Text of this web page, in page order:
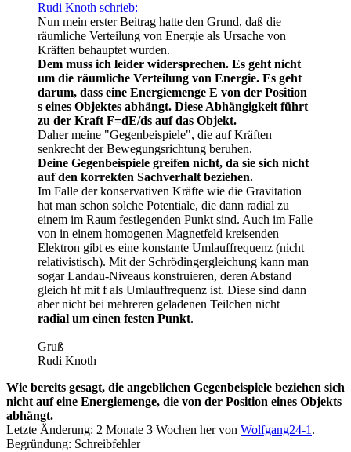
Rudi Knoth schrieb:
Nun mein erster Beitrag hatte den Grund, daß die
räumliche Verteilung von Energie als Ursache von
Kräften behauptet wurden.
Dem muss ich leider widersprechen. Es geht nicht
um die räumliche Verteilung von Energie. Es geht
darum, dass eine Energiemenge E von der Position
s eines Objektes abhängt. Diese Abhängigkeit führt
zu der Kraft F=dE/ds auf das Objekt.
Daher meine "Gegenbeispiele", die auf Kräften
senkrecht der Bewegungsrichtung beruhen.
Deine Gegenbeispiele greifen nicht, da sie sich nicht
auf den korrekten Sachverhalt beziehen.
Im Falle der konservativen Kräfte wie die Gravitation
hat man schon solche Potentiale, die dann radial zu
einem im Raum festlegenden Punkt sind. Auch im Falle
von in einem homogenen Magnetfeld kreisenden
Elektron gibt es eine konstante Umlauffrequenz (nicht
relativistisch). Mit der Schrödingergleichung kann man
sogar Landau-Niveaus konstruieren, deren Abstand
gleich hf mit f als Umlauffrequenz ist. Diese sind dann
aber nicht bei mehreren geladenen Teilchen nicht
radial um einen festen Punkt.
Gruß
Rudi Knoth
Wie bereits gesagt, die angeblichen Gegenbeispiele beziehen sich
nicht auf eine Energiemenge, die von der Position eines Objekts
abhängt.
Letzte Änderung: 2 Monate 3 Wochen her von Wolfgang24-1 .
Begründung: Schreibfehler